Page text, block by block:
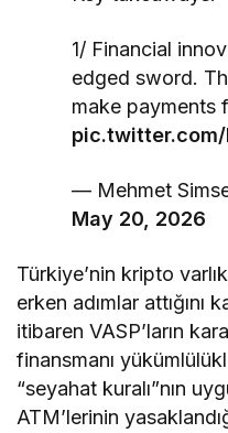
1/ Financial
edged sword.
make payments
— Mehmet
May 20, 2026
Türkiye’nin kripto
erken adımlar attığını
itibaren VASP’ların
finansmanı
“seyahat kuralı”nın
ATM’lerinin